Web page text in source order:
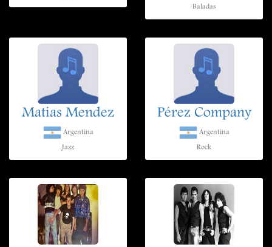
Baladas
Matias Mendez
Argentina
Jazz
Pérez Company
Argentina
Rock